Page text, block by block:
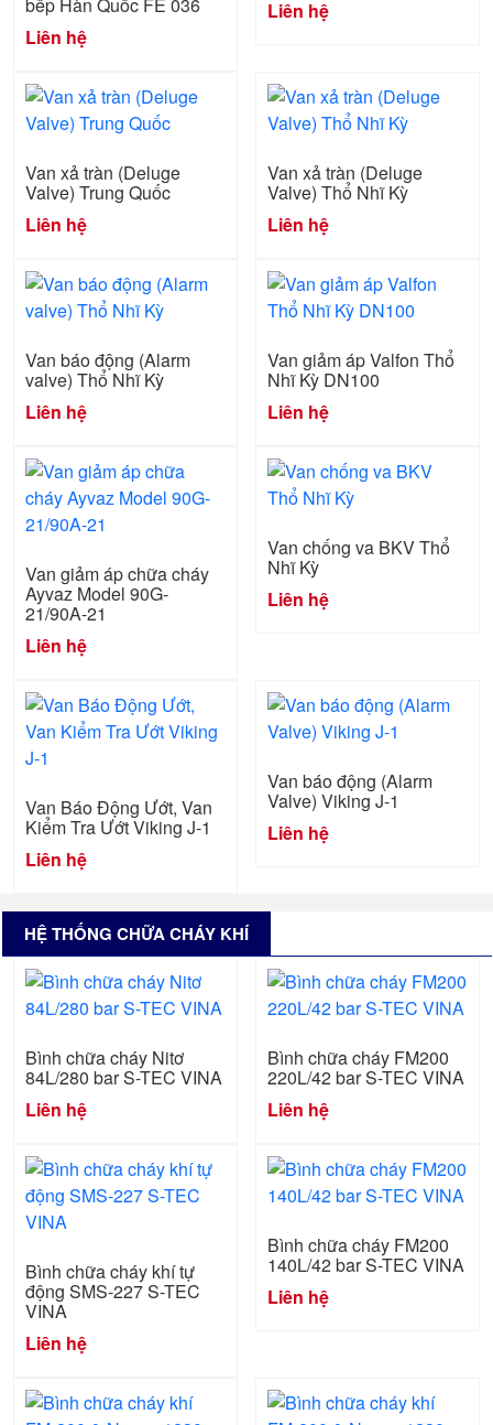
Liên hệ
Liên hệ
Van xả tràn (Deluge
Valve) Trung Quốc
Liên hệ
Van xả tràn (Deluge
Valve) Thổ Nhĩ Kỳ
Liên hệ
Van báo động (Alarm
valve) Thổ Nhĩ Kỳ
Liên hệ
Van giảm áp Valfon Thổ
Nhĩ Kỳ DN100
Liên hệ
Van giảm áp chữa cháy
Ayvaz Model 90G-
21/90A-21
Liên hệ
Van chống va BKV Thổ
Nhĩ Kỳ
Liên hệ
Van Báo Động Ướt, Van
Kiểm Tra Ướt Viking J-1
Liên hệ
Van báo động (Alarm
Valve) Viking J-1
Liên hệ
HỆ THỐNG CHỮA CHÁY KHÍ
Bình chữa cháy Nitơ
84L/280 bar S-TEC VINA
Liên hệ
Bình chữa cháy FM200
220L/42 bar S-TEC VINA
Liên hệ
Bình chữa cháy khí tự
động SMS-227 S-TEC
VINA
Liên hệ
Bình chữa cháy FM200
140L/42 bar S-TEC VINA
Liên hệ